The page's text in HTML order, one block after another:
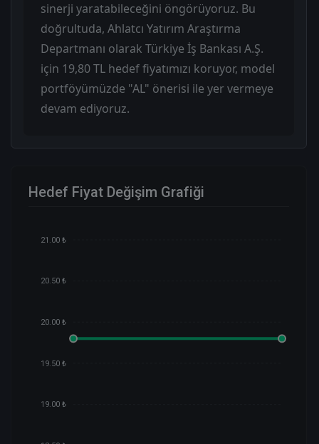
sinerji yaratabileceğini öngörüyoruz. Bu
doğrultuda, Ahlatcı Yatırım Araştırma
Departmanı olarak Türkiye İş Bankası A.Ş.
için 19,80 TL hedef fiyatımızı koruyor, model
portföyümüzde "AL" önerisi ile yer vermeye
devam ediyoruz.
Hedef Fiyat Değişim Grafiği
21.00 ₺
20.50 ₺
20.00 ₺
19.50 ₺
19.00 ₺